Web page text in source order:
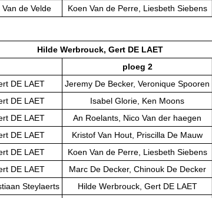
de Velde Koen Van de Perre, Liesbeth Siebens
Hilde Werbrouck, Gert DE LAET
ploeg 2
DE LAET Jeremy De Becker, Veronique Spooren
DE LAET Isabel Glorie, Ken Moons
DE LAET
An Roelants, Nico Van der haegen
DE LAET Kristof Van Hout, Priscilla De Mauw
DE LAET
Koen Van de Perre, Liesbeth Siebens
DE LAET Marc De Decker, Chinouk De Decker
Steylaerts
Hilde Werbrouck, Gert DE LAET